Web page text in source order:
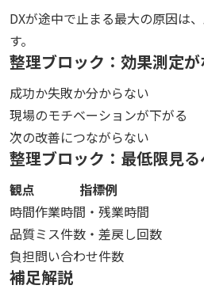
DXが途中で止まる最大の原因は、
す。
整理ブロック：効果測定
成功か失敗か分からない
現場のモチベーションが下がる
次の改善につながらない
整理ブロック：最低限見
観点
指標例
時間作業時間・残業時間
品質ミス件数・差戻し回数
負担問い合わせ件数
補足解説